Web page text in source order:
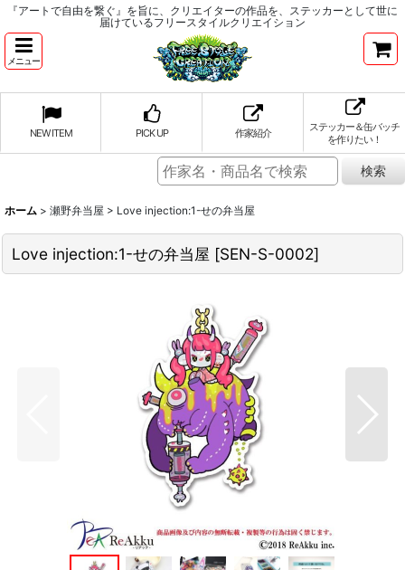
『アートで自由を繋ぐ』を旨に、クリエイターの作品を、ステッカーとして世に
届けているフリースタイルクリエイション
メニュー
NEW ITEM PICK UP 作家紹介
ステッカー＆缶バッチ
を作りたい！
ホーム > 瀬野弁当屋 > Love injection:1-せの弁当屋
Love injection:1-せの弁当屋 [SEN-S-0002]